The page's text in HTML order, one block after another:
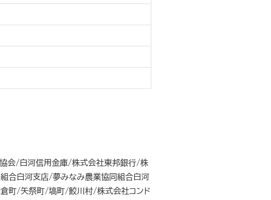
会/白河信用金庫/株式会社東邦銀行/株
合白河支店/夢みなみ農業協同組合白河
町/矢祭町/塙町/鮫川村/株式会社コンド